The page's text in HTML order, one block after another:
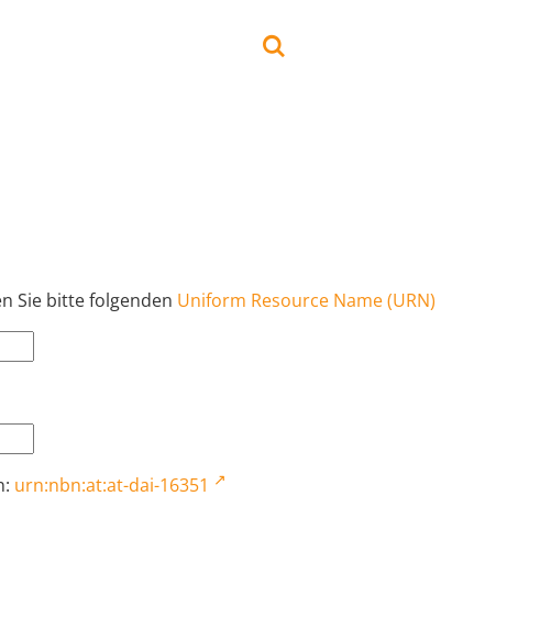
Sie bitte folgenden Uniform Resource Name (URN)
urn:nbn:at:at-dai-16351